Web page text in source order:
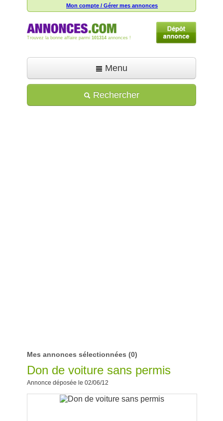
Mon compte / Gérer mes annonces
Trouvez la bonne affaire parmi 101314 annonces !
Menu
Déposer une annonce
Rechercher
Mes annonces sélectionnées (0)
Don de voiture sans permis
Annonce déposée le 02/06/12